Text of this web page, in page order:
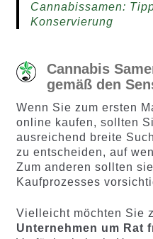
Cannabissamen:
Konservierung
Cannabis
gemäß den
Wenn Sie zum ersten
online kaufen, sollten
ausreichend breite
zu entscheiden, auf
Zum anderen sollten
Kaufprozesses
Vielleicht möchten Sie
Unternehmen um Rat